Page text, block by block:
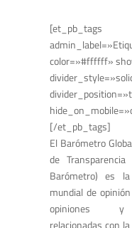
[et_pb_tags
color=»#ffffff»
[/et_pb_tags]
El Barómetro
de
Barómetro) es
mundial de
opiniones y
relacionadas con